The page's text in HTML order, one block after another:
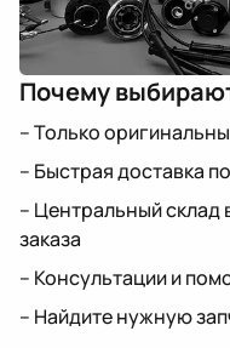
Почему
– Только
– Быстрая доставка
– Центральный склад
заказа
– Консультации и
– Найдите нужную